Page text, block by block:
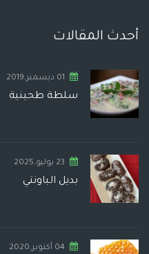
أحدث المقالات
01 ديسمبر,2019
سلطة طحينية
23 يوليو,2025
بديل الباونتي
04 أكتوبر,2020